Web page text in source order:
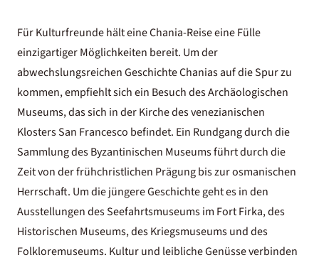
Für Kulturfreunde hält eine Chania-Reise eine Fülle
einzigartiger Möglichkeiten bereit. Um der
abwechslungsreichen Geschichte Chanias auf die Spur zu
kommen, empfiehlt sich ein Besuch des Archäologischen
Museums, das sich in der Kirche des venezianischen
Klosters San Francesco befindet. Ein Rundgang durch die
Sammlung des Byzantinischen Museums führt durch die
Zeit von der frühchristlichen Prägung bis zur osmanischen
Herrschaft. Um die jüngere Geschichte geht es in den
Ausstellungen des Seefahrtsmuseums im Fort Firka, des
Historischen Museums, des Kriegsmuseums und des
Folkloremuseums. Kultur und leibliche Genüsse verbinden